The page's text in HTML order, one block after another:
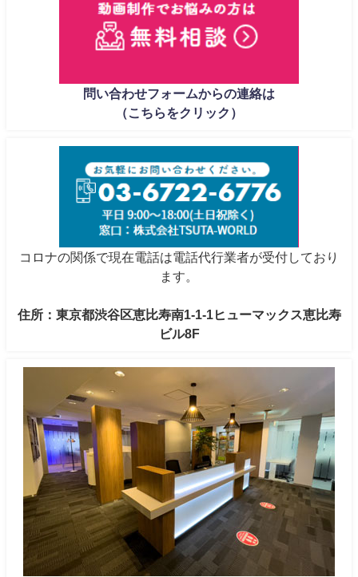
問い合わせフォームからの連絡は
（こちらをクリック）
コロナの関係で現在電話は電話代行業者が受付しており
ます。
住所：東京都渋谷区恵比寿南1-1-1ヒューマックス恵比寿
ビル8F